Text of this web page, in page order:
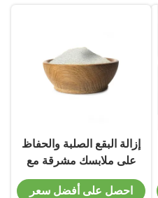
إزالة البقع الصلبة والحفاظ
على ملابسك مشرقة مع
إنزيمات للمطهر
احصل على أفضل سعر